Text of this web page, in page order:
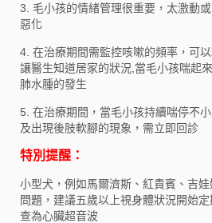
3. 毛小孩的情緒管理很重要，太激動
惡化
4. 在治療期間需監控咳嗽的頻率，可
讓醫生知道居家的狀況,當毛小孩喘起
肺水腫的發生
5. 在治療期間，當毛小孩持續喘停不
及出現後肢軟腳的現象，需立即回診
特別提醒：
小型犬，例如馬爾濟斯、紅貴賓、吉
問題，建議五歲以上視身體狀況開始
查為心臟超音波